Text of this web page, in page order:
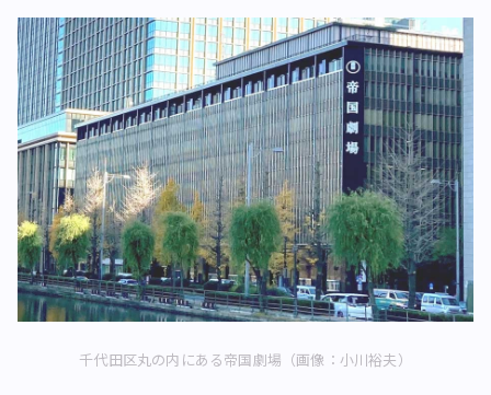
千代田区丸の内にある帝国劇場（画像：小川裕夫）